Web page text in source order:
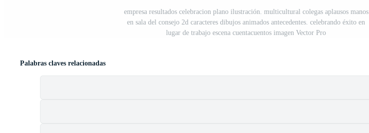
empresa resultados celebracion plano ilustración. multicultural colegas aplausos manos
en sala del consejo 2d caracteres dibujos animados antecedentes. celebrando éxito en
lugar de trabajo escena cuentacuentos imagen Vector Pro
Palabras claves relacionadas